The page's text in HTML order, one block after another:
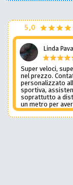
5,0
Linda
Super veloci,
nel prezzo.
personalizzato
sportiva,
soprattutto a
un metro per
Una assistenza
preziosa. Credo